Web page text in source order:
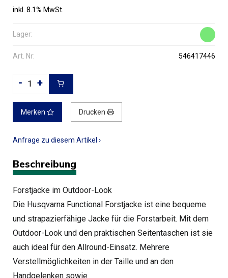
inkl. 8.1% MwSt.
Lager:
Art. Nr: 546417446
- +
Merken Drucken
Anfrage zu diesem Artikel ›
Beschreibung
Forstjacke im Outdoor-Look
Die Husqvarna Functional Forstjacke ist eine bequeme
und strapazierfähige Jacke für die Forstarbeit. Mit dem
Outdoor-Look und den praktischen Seitentaschen ist sie
auch ideal für den Allround-Einsatz. Mehrere
Verstellmöglichkeiten in der Taille und an den
Handgelenken sowie